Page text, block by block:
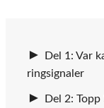
Del 1: Var
ringsignaler
Del 2: